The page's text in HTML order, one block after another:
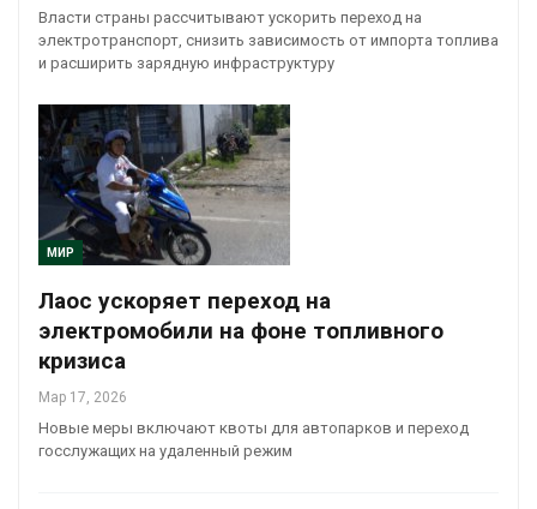
Власти страны рассчитывают ускорить переход на
электротранспорт, снизить зависимость от импорта топлива
и расширить зарядную инфраструктуру
МИР
Лаос ускоряет переход на
электромобили на фоне топливного
кризиса
Мар 17, 2026
Новые меры включают квоты для автопарков и переход
госслужащих на удаленный режим